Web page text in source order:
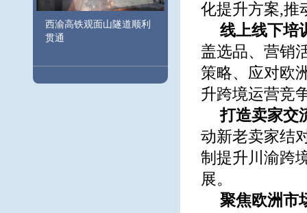
西渝高铁观面山隧道顺利
贯通
化提升方案,推
线上线下培
盖选品、营销
策略、应对欧
升跨境运营竞
打造卖家交
动新老卖家结
制提升川渝跨
展。
聚焦欧洲市